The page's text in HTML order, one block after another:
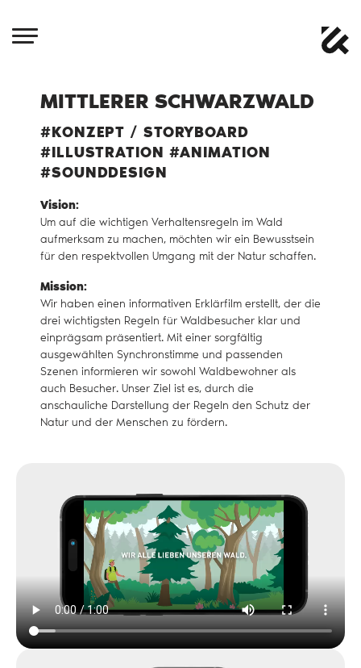
MITTLERER SCHWARZWALD
#KONZEPT / STORYBOARD
#ILLUSTRATION #ANIMATION
#SOUNDDESIGN
Vision:
Um auf die wichtigen Verhaltensregeln im Wald
aufmerksam zu machen, möchten wir ein Bewusstsein
für den respektvollen Umgang mit der Natur schaffen.
Mission:
Wir haben einen informativen Erklärfilm erstellt, der die
drei wichtigsten Regeln für Waldbesucher klar und
einprägsam präsentiert. Mit einer sorgfältig
ausgewählten Synchronstimme und passenden
Szenen informieren wir sowohl Waldbewohner als
auch Besucher. Unser Ziel ist es, durch die
anschauliche Darstellung der Regeln den Schutz der
Natur und der Menschen zu fördern.